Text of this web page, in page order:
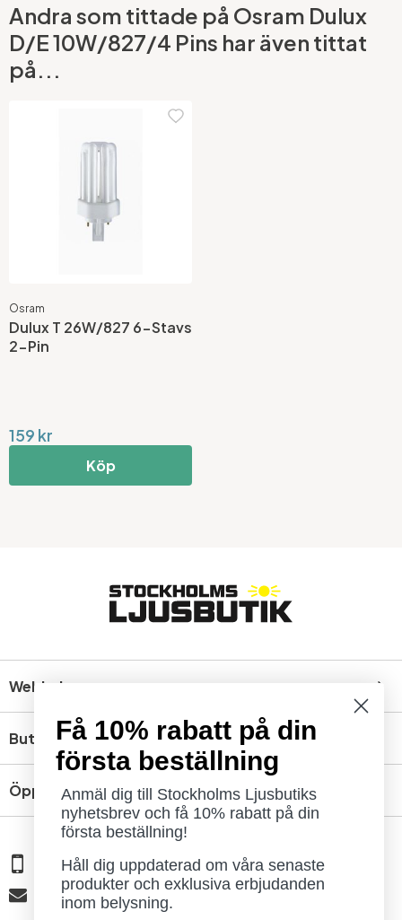
Andra som tittade på Osram Dulux
D/E 10W/827/4 Pins har även tittat
på...
Osram
Dulux T 26W/827 6-Stavs
2-Pin
159 kr
Köp
Webbshop
Butik
Öppettider
08 - 654 29 00
info@ljusbutik.se
Få 10% rabatt på din
första beställning
Anmäl dig till Stockholms Ljusbutiks
nyhetsbrev och få 10% rabatt på din
första beställning!
Håll dig uppdaterad om våra senaste
produkter och exklusiva erbjudanden
inom belysning.